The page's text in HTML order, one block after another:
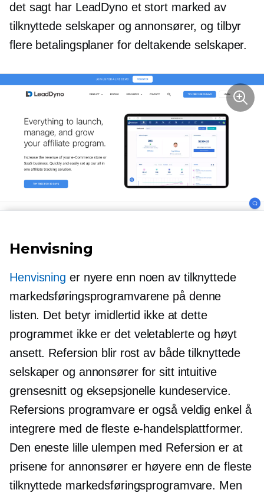
det sagt har LeadDyno et stort marked av
tilknyttede selskaper og annonsører, og tilbyr
flere betalingsplaner for deltakende selskaper.
Henvisning
Henvisning er nyere enn noen av tilknyttede
markedsføringsprogramvarene på denne
listen. Det betyr imidlertid ikke at dette
programmet ikke er det veletablerteog høyt
ansett. Refersion blir rost av både tilknyttede
selskaper og annonsører for sitt intuitive
grensesnitt og eksepsjonelle kundeservice.
Refersions programvare er også veldig enkel å
integrere med de fleste e-handelsplattformer.
Den eneste lille ulempen med Refersion er at
prisene for annonsører er høyere enn de fleste
tilknyttede markedsføringsprogramvare. Men